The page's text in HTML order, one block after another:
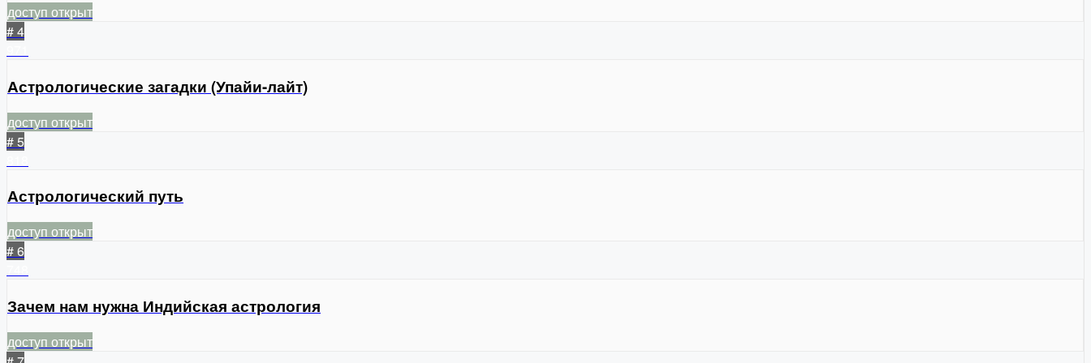
доступ открыт
# 4
Астрологические загадки (Упайи-лайт)
доступ открыт
# 5
Астрологический путь
доступ открыт
# 6
Зачем нам нужна Индийская астрология
доступ открыт